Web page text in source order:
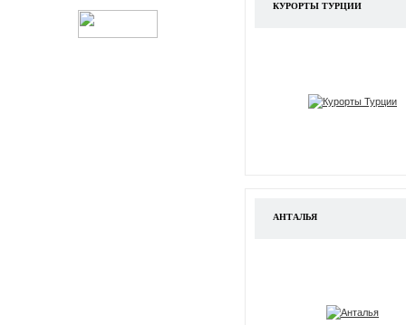
КУРОРТЫ ТУРЦИИ
АНТАЛЬЯ